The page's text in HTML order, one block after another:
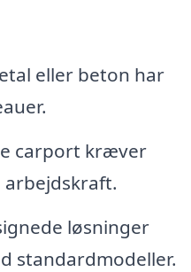
eller beton har
carport kræver
løsninger
standardmodeller.